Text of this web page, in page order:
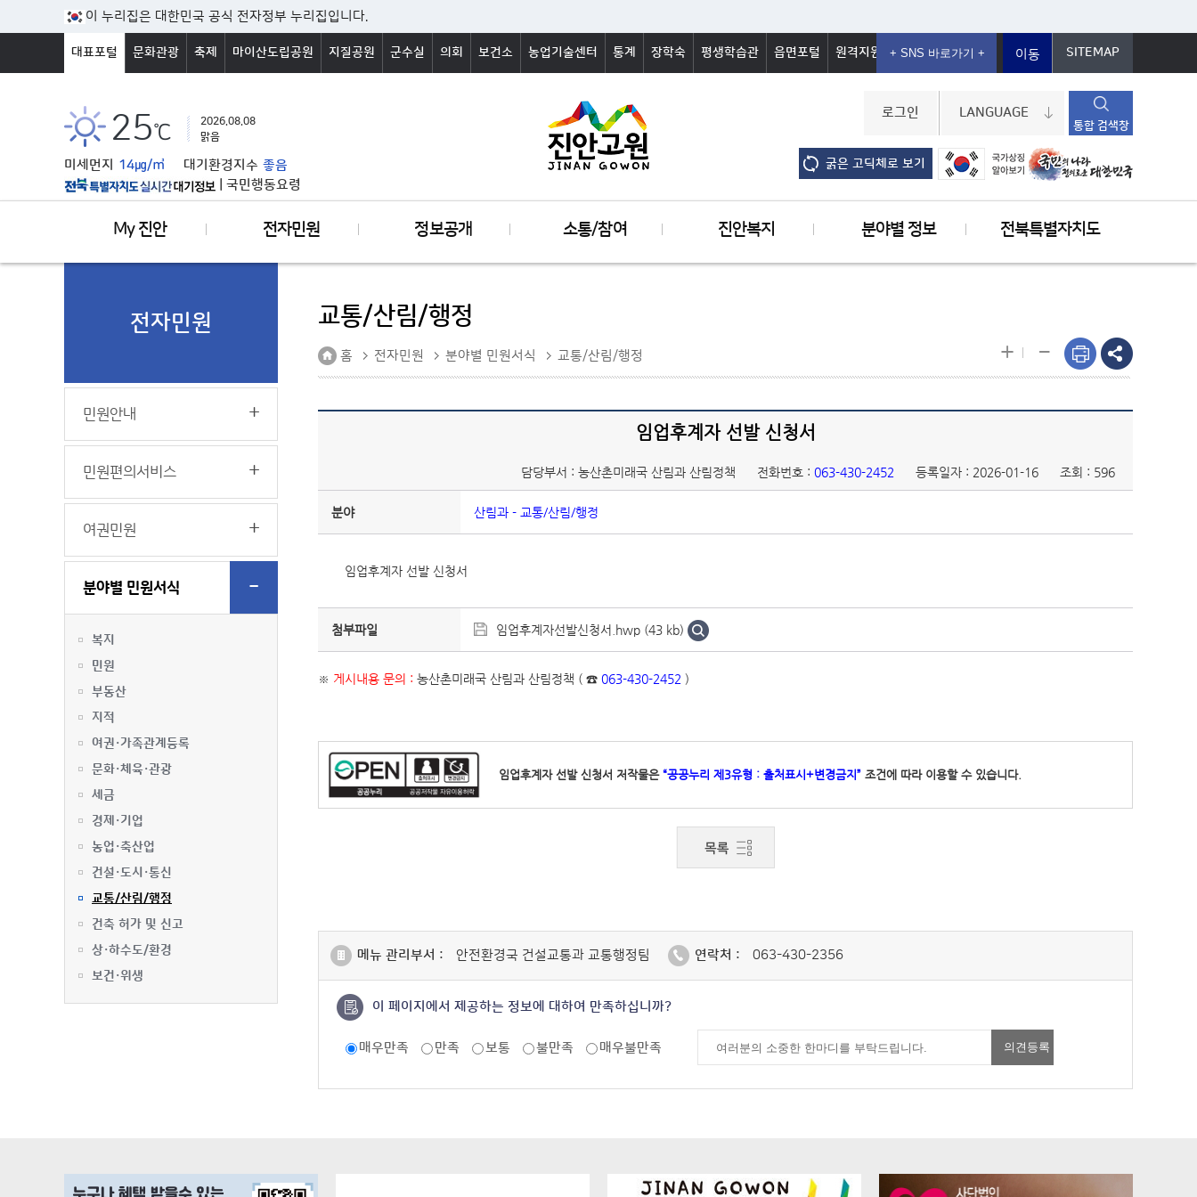
본문바로가기 이 누리집은 대한민국 공식 전자정부 누리집입니다.
대표포털 문화관광 축제 마이산도립공원 지질공원 군수실 의회 보건소 농업기술센터 통계 장학숙 평생학습관 읍면포털 원격지원 이동 SITEMAP
25℃
2026.08.08
맑음
미세먼지 14㎍/㎥ 대기환경지수 좋음
국민행동요령
로그인 LANGUAGE
통합 검색창
굵은 고딕체로 보기
My 진안 전자민원 정보공개 소통/참여 진안복지 분야별 정보 전북특별자치도
전자민원
민원안내
민원편의서비스
여권민원
분야별 민원서식
복지
민원
부동산
지적
여권·가족관계등록
문화·체육·관광
세금
경제·기업
농업·축산업
건설·도시·통신
교통/산림/행정
건축 허가 및 신고
상·하수도/환경
보건·위생
교통/산림/행정
홈 전자민원 분야별 민원서식 교통/산림/행정 + -
임업후계자 선발 신청서
담당부서 : 농산촌미래국 산림과 산림정책 전화번호 : 063-430-2452 등록일자 : 2026-01-16 조회 : 596
분야 산림과 - 교통/산림/행정
임업후계자 선발 신청서
첨부파일 임업후계자선발신청서.hwp (43 kb)
※ 게시내용 문의 : 농산촌미래국 산림과 산림정책 ( ☎ 063-430-2452 )
임업후계자 선발 신청서 저작물은 “공공누리 제3유형 : 출처표시+변경금지” 조건에 따라 이용할 수 있습니다.
메뉴 관리부서 : 안전환경국 건설교통과 교통행정팀 연락처 : 063-430-2356
이 페이지에서 제공하는 정보에 대하여 만족하십니까?
매우만족 만족 보통 불만족 매우불만족